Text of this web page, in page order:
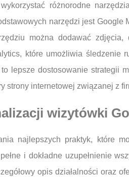
różnorodne
narzędzi jest
można dodawać
które umożliwia
lepsze dostosowanie strategii
strony internetowej związanej z
wizytówki
najlepszych praktyk, które
i dokładne uzupełnienie
opis działalności oraz